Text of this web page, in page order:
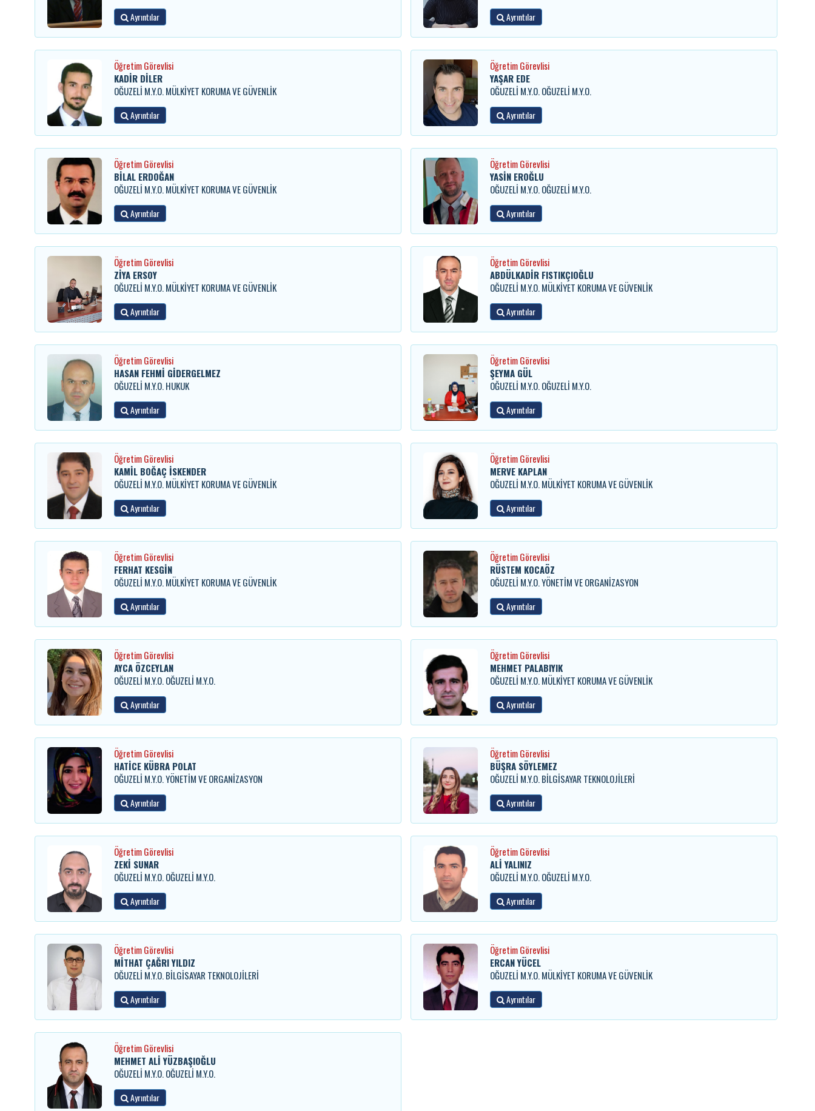
Ayrıntılar Ayrıntılar
Öğretim Görevlisi
KADİR DİLER
OĞUZELİ M.Y.O. MÜLKİYET KORUMA VE GÜVENLİK
Ayrıntılar
Öğretim Görevlisi
YAŞAR EDE
OĞUZELİ M.Y.O. OĞUZELİ M.Y.O.
Ayrıntılar
Öğretim Görevlisi
BİLAL ERDOĞAN
OĞUZELİ M.Y.O. MÜLKİYET KORUMA VE GÜVENLİK
Ayrıntılar
Öğretim Görevlisi
YASİN EROĞLU
OĞUZELİ M.Y.O. OĞUZELİ M.Y.O.
Ayrıntılar
Öğretim Görevlisi
ZİYA ERSOY
OĞUZELİ M.Y.O. MÜLKİYET KORUMA VE GÜVENLİK
Ayrıntılar
Öğretim Görevlisi
ABDÜLKADİR FISTIKÇIOĞLU
OĞUZELİ M.Y.O. MÜLKİYET KORUMA VE GÜVENLİK
Ayrıntılar
Öğretim Görevlisi
HASAN FEHMİ GİDERGELMEZ
OĞUZELİ M.Y.O. HUKUK
Ayrıntılar
Öğretim Görevlisi
ŞEYMA GÜL
OĞUZELİ M.Y.O. OĞUZELİ M.Y.O.
Ayrıntılar
Öğretim Görevlisi
KAMİL BOĞAÇ İSKENDER
OĞUZELİ M.Y.O. MÜLKİYET KORUMA VE GÜVENLİK
Ayrıntılar
Öğretim Görevlisi
MERVE KAPLAN
OĞUZELİ M.Y.O. MÜLKİYET KORUMA VE GÜVENLİK
Ayrıntılar
Öğretim Görevlisi
FERHAT KESGİN
OĞUZELİ M.Y.O. MÜLKİYET KORUMA VE GÜVENLİK
Ayrıntılar
Öğretim Görevlisi
RÜSTEM KOCAÖZ
OĞUZELİ M.Y.O. YÖNETİM VE ORGANİZASYON
Ayrıntılar
Öğretim Görevlisi
AYCA ÖZCEYLAN
OĞUZELİ M.Y.O. OĞUZELİ M.Y.O.
Ayrıntılar
Öğretim Görevlisi
MEHMET PALABIYIK
OĞUZELİ M.Y.O. MÜLKİYET KORUMA VE GÜVENLİK
Ayrıntılar
Öğretim Görevlisi
HATİCE KÜBRA POLAT
OĞUZELİ M.Y.O. YÖNETİM VE ORGANİZASYON
Ayrıntılar
Öğretim Görevlisi
BÜŞRA SÖYLEMEZ
OĞUZELİ M.Y.O. BİLGİSAYAR TEKNOLOJİLERİ
Ayrıntılar
Öğretim Görevlisi
ZEKİ SUNAR
OĞUZELİ M.Y.O. OĞUZELİ M.Y.O.
Ayrıntılar
Öğretim Görevlisi
ALİ YALINIZ
OĞUZELİ M.Y.O. OĞUZELİ M.Y.O.
Ayrıntılar
Öğretim Görevlisi
MİTHAT ÇAĞRI YILDIZ
OĞUZELİ M.Y.O. BİLGİSAYAR TEKNOLOJİLERİ
Ayrıntılar
Öğretim Görevlisi
ERCAN YÜCEL
OĞUZELİ M.Y.O. MÜLKİYET KORUMA VE GÜVENLİK
Ayrıntılar
Öğretim Görevlisi
MEHMET ALİ YÜZBAŞIOĞLU
OĞUZELİ M.Y.O. OĞUZELİ M.Y.O.
Ayrıntılar